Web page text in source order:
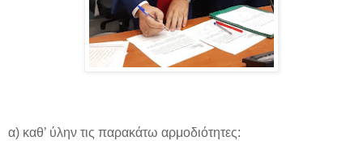
α) καθ’ ύλην τις παρακάτω αρμοδιότητες: